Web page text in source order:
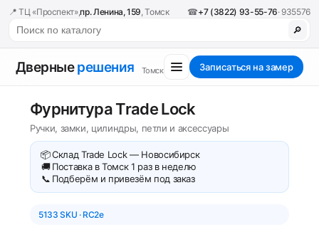
📍 ТЦ «Проспект»,пр. Ленина, 159, Томск ☎+7 (3822) 93-55-76· 935576
🔎
Дверныерешения Томск Записаться на замер
Фурнитура Trade Lock
Ручки, замки, цилиндры, петли и аксессуары
📦Склад Trade Lock — Новосибирск
🚚 Поставка в Томск 1 раз в неделю
📞 Подберём и привезём под заказ
5133 SKU · RC2e